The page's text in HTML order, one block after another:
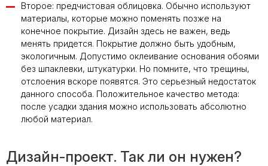
Второе: предчистовая облицовка. Обычно используют
материалы, которые можно поменять позже на
конечное покрытие. Дизайн здесь не важен, ведь
менять придется. Покрытие должно быть удобным,
экологичным. Допустимо оклеивание основания обоями
без шпаклевки, штукатурки. Но помните, что трещины,
отслоения вскоре появятся. Это серьезный недостаток
данного способа. Положительное качество метода:
после усадки здания можно использовать абсолютно
любой материал.
Дизайн-проект. Так ли он нужен?